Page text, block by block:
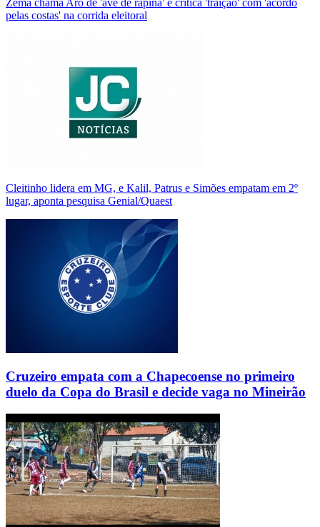
pelas costas' na corrida eleitoral
Cleitinho lidera em MG, e Kalil, Patrus e Simões empatam em 2º
lugar, aponta pesquisa Genial/Quaest
Cruzeiro empata com a Chapecoense no primeiro
duelo da Copa do Brasil e decide vaga no Mineirão